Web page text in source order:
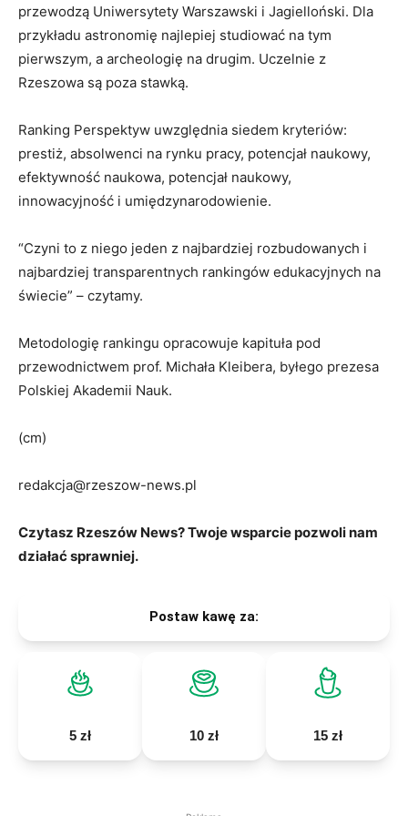
przewodzą Uniwersytety Warszawski i Jagielloński. Dla
przykładu astronomię najlepiej studiować na tym
pierwszym, a archeologię na drugim. Uczelnie z
Rzeszowa są poza stawką.
Ranking Perspektyw uwzględnia siedem kryteriów:
prestiż, absolwenci na rynku pracy, potencjał naukowy,
efektywność naukowa, potencjał naukowy,
innowacyjność i umiędzynarodowienie.
“Czyni to z niego jeden z najbardziej rozbudowanych i
najbardziej transparentnych rankingów edukacyjnych na
świecie” – czytamy.
Metodologię rankingu opracowuje kapituła pod
przewodnictwem prof. Michała Kleibera, byłego prezesa
Polskiej Akademii Nauk.
(cm)
redakcja@rzeszow-news.pl
Czytasz Rzeszów News? Twoje wsparcie pozwoli nam
działać sprawniej.
Postaw kawę za:
5 zł 10 zł 15 zł